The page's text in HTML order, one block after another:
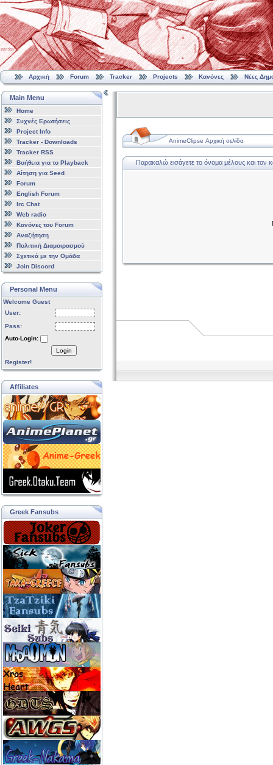
Αρχική Forum Tracker Projects Κανόνες Νέες
Main Menu
Home
Συχνές Ερωτήσεις
Project Info
Tracker - Downloads
Tracker RSS
Βοήθεια για το Playback
Αίτηση για Seed
Forum
English Forum
Irc Chat
Web radio
Κανόνες του Forum
Αναζήτηση
Πολιτική Διαμοιρασμού
Σχετικά με την Ομάδα
Join Discord
Personal Menu
Welcome Guest
User:
Pass:
Auto-Login:
Login
Register!
Affiliates
Greek Fansubs
AnimeClipse Αρχική σελίδα
Παρακαλώ εισάγετε το όνομα μέλους και τον